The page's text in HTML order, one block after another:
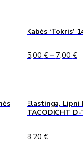
Kabės ‘Tokris’
5,00 € – 7,00 €
Elastinga, Lipni
TACODICHT D-
8,20 €